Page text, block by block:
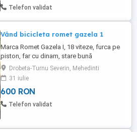
Telefon validat
Vând bicicleta romet gazela 1
Marca Romet Gazela I, 18 viteze, furca pe
piston, far cu dinam, stare bună
Drobeta-Turnu Severin, Mehedinti
31 iulie
600 RON
Telefon validat